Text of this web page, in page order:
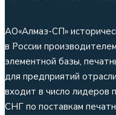
АО«Алмаз-СП»
в России
элементной базы,
для предприятий
входит в число лидеров
СНГ по поставкам